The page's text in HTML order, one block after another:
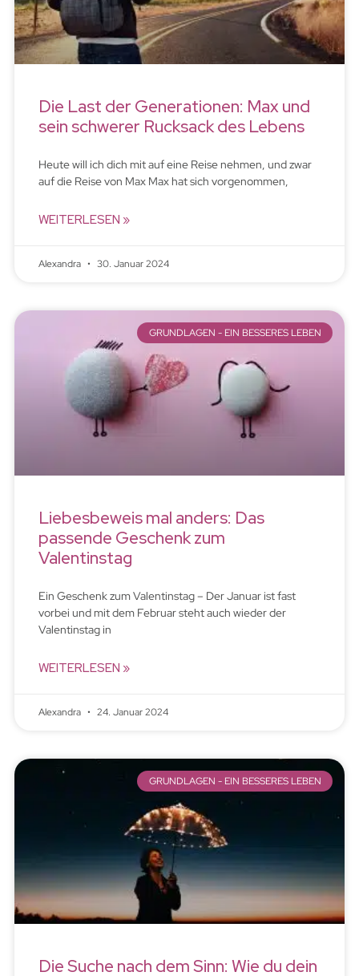
Die Last der Generationen: Max und
sein schwerer Rucksack des Lebens
Heute will ich dich mit auf eine Reise nehmen, und zwar
auf die Reise von Max Max hat sich vorgenommen,
WEITERLESEN »
Alexandra 30. Januar 2024
GRUNDLAGEN - EIN BESSERES LEBEN
Liebesbeweis mal anders: Das
passende Geschenk zum
Valentinstag
Ein Geschenk zum Valentinstag – Der Januar ist fast
vorbei und mit dem Februar steht auch wieder der
Valentinstag in
WEITERLESEN »
Alexandra 24. Januar 2024
GRUNDLAGEN - EIN BESSERES LEBEN
Die Suche nach dem Sinn: Wie du dein